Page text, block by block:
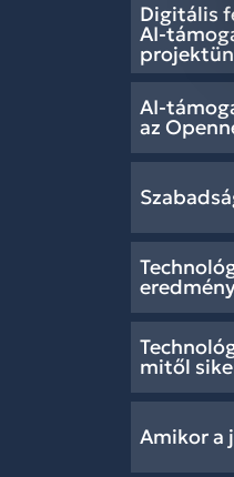
Digitális
AI-
AI-
az
mitől
Amikor a